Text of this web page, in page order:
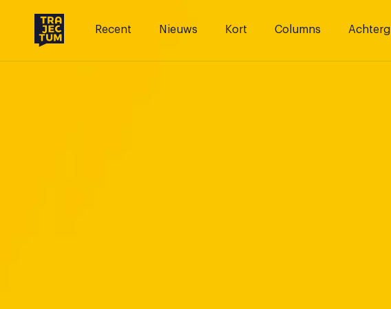
Recent Nieuws Kort Columns